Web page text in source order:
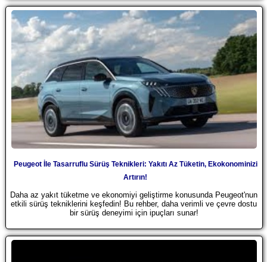
Peugeot İle Tasarruflu Sürüş Teknikleri: Yakıtı Az Tüketin, Ekokonominizi
Artırın!
Daha az yakıt tüketme ve ekonomiyi geliştirme konusunda Peugeot'nun
etkili sürüş tekniklerini keşfedin! Bu rehber, daha verimli ve çevre dostu
bir sürüş deneyimi için ipuçları sunar!